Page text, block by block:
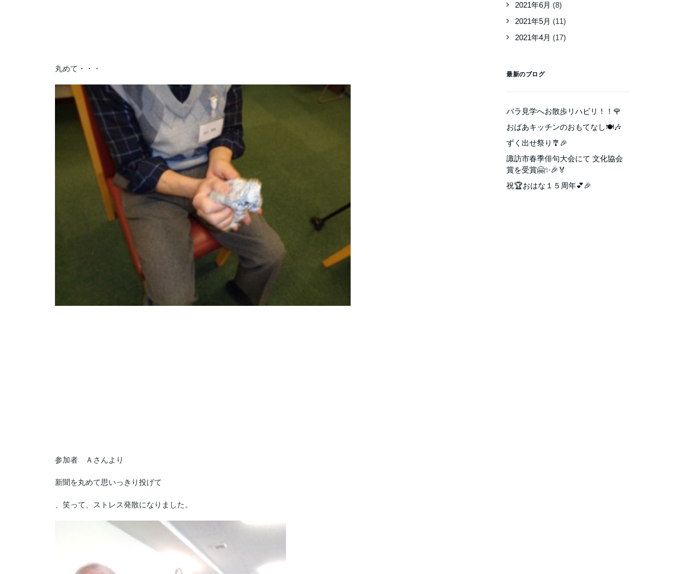
丸めて・・・
参加者 Ａさんより
新聞を丸めて思いっきり投げて
、笑って、ストレス発散になりました。
2021年6月 (8)
2021年5月 (11)
2021年4月 (17)
最新のブログ
バラ見学へお散歩リハビリ！！🌹
おばあキッチンのおもてなし🍽️🎶
ずく出せ祭り🎐🎉
諏訪市春季俳句大会にて 文化協会
賞を受賞🤗✨🎉🏅
祝🏆おはな１５周年💕🎉